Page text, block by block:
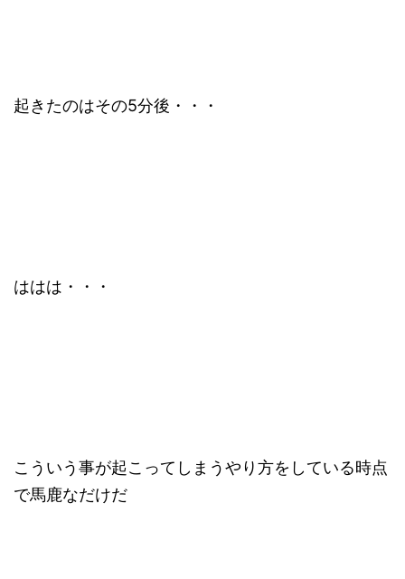
起きたのはその5分後・・・
ははは・・・
こういう事が起こってしまうやり方をしている時点
で馬鹿なだけだ